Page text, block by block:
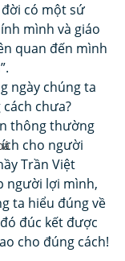
có một sứ
mình và giáo
quan đến mình
ngày chúng ta
chưa?
thông thường
cho người
Trần Việt
người lợi mình,
ta hiểu đúng về
đúc kết được
cho đúng cách!